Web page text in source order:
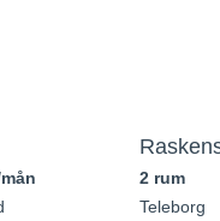
2 rum
Teleborg